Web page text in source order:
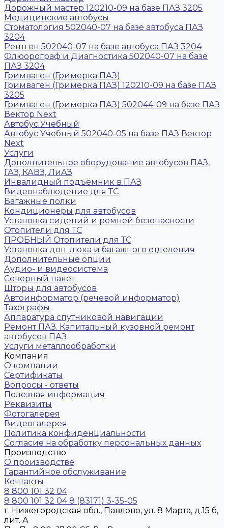
Дорожный мастер 120210-09 на базе ПАЗ 3205
Медицинские автобусы
Стоматология 502040-07 на базе автобуса ПАЗ
3204
Рентген 502040-07 на базе автобуса ПАЗ 3204
Флюорограф и Диагностика 502040-07 на базе
ПАЗ 3204
Гримваген (Гримерка ПАЗ)
Гримваген (Гримерка ПАЗ) 120210-09 на базе ПАЗ
3205
Гримваген (Гримерка ПАЗ) 502044-09 на базе ПАЗ
Вектор Next
Автобус Учебный
Автобус Учебный 502040-05 на базе ПАЗ Вектор
Next
Услуги
Дополнительное оборудование автобусов ПАЗ,
ГАЗ, КАВЗ, ЛиАЗ
Инвалидный подъёмник в ПАЗ
Видеонаблюдение для ТС
Багажные полки
Кондиционеры для автобусов
Установка сидений и ремней безопасности
Отопители для ТС
ПРОБНЫЙ Отопители для ТС
Установка доп. люка и багажного отделения
Дополнительные опции
Аудио- и видеосистема
Северный пакет
Шторы для автобусов
Автоинформатор (речевой информатор)
Тахографы
Аппаратура спутниковой навигации
Ремонт ПАЗ. Капитальный кузовной ремонт
автобусов ПАЗ
Услуги металлообработки
Компания
О компании
Сертификаты
Вопросы - ответы
Полезная информация
Реквизиты
Фотогалерея
Видеогалерея
Политика конфиденциальности
Согласие на обработку персональных данных
Производство
О производстве
Гарантийное обслуживание
Контакты
8 800 101 32 04
8 800 101 32 04 8 (83171) 3-35-05
г. Нижегородская обл., Павлово, ул. 8 Марта, д.15 б,
лит. А